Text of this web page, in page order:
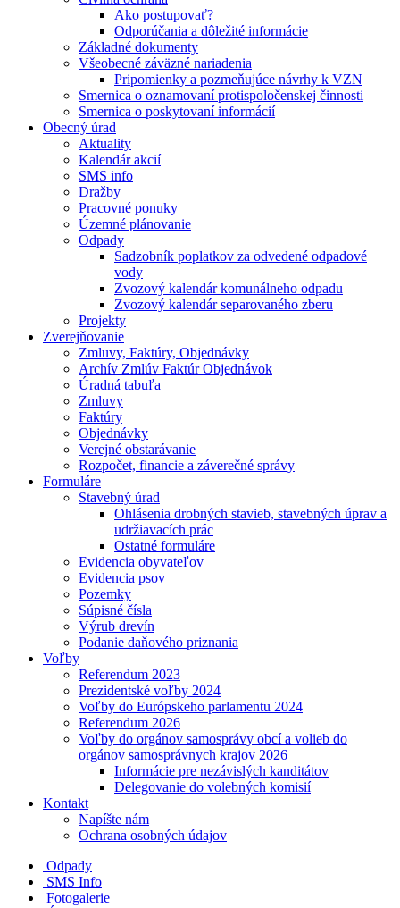
Ako postupovať?
Odporúčania a dôležité informácie
Základné dokumenty
Všeobecné záväzné nariadenia
Pripomienky a pozmeňujúce návrhy k VZN
Smernica o oznamovaní protispoločenskej činnosti
Smernica o poskytovaní informácií
Obecný úrad
Aktuality
Kalendár akcií
SMS info
Dražby
Pracovné ponuky
Územné plánovanie
Odpady
Sadzobník poplatkov za odvedené odpadové
vody
Zvozový kalendár komunálneho odpadu
Zvozový kalendár separovaného zberu
Projekty
Zverejňovanie
Zmluvy, Faktúry, Objednávky
Archív Zmlúv Faktúr Objednávok
Úradná tabuľa
Zmluvy
Faktúry
Objednávky
Verejné obstarávanie
Rozpočet, financie a záverečné správy
Formuláre
Stavebný úrad
Ohlásenia drobných stavieb, stavebných úprav a
udržiavacích prác
Ostatné formuláre
Evidencia obyvateľov
Evidencia psov
Pozemky
Súpisné čísla
Výrub drevín
Podanie daňového priznania
Voľby
Referendum 2023
Prezidentské voľby 2024
Voľby do Európskeho parlamentu 2024
Referendum 2026
Voľby do orgánov samosprávy obcí a volieb do
orgánov samosprávnych krajov 2026
Informácie pre nezávislých kanditátov
Delegovanie do volebných komisií
Kontakt
Napíšte nám
Ochrana osobných údajov
Odpady
SMS Info
Fotogalerie